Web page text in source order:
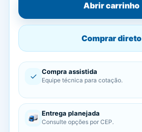
Abrir carrinho
Comprar direto
✓ Compra assistida
Equipe técnica para cotação.
Entrega planejada
Consulte opções por CEP.